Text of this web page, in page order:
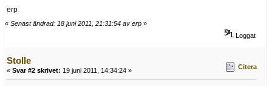
erp
« Senast ändrad: 18 juni 2011, 21:31:54 av erp »
Loggat
Stolle
« Svar #2 skrivet: 19 juni 2011, 14:34:24 » Citera